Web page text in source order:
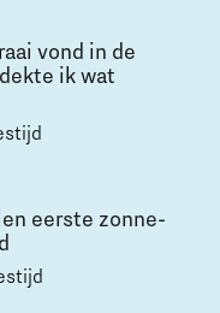
vond in de
ik wat
eerste zonne-